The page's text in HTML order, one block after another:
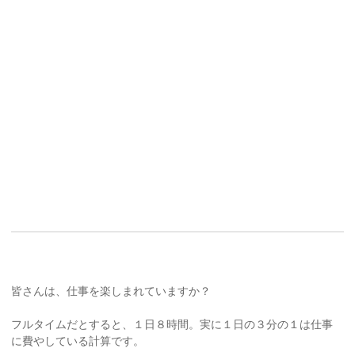
皆さんは、仕事を楽しまれていますか？
フルタイムだとすると、１日８時間。実に１日の３分の１は仕事
に費やしている計算です。